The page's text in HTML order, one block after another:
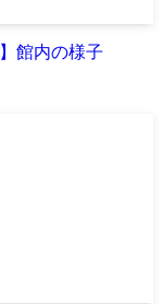
館内の様子